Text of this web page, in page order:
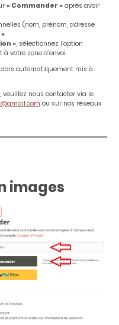
« Commander » après avoir
(nom, prénom, adresse,
.
» , sélectionnez l’option
votre zone d’envoi.
automatiquement mis à
veuillez nous contacter via le
ou sur nos réseaux
images